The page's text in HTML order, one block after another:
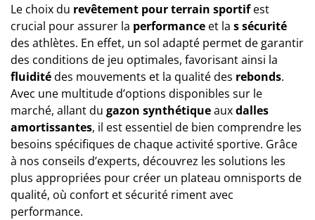
Le choix du revêtement pour terrain sportifest
crucial pour assurer la performance et la s sécurité
des athlètes. En effet, un sol adapté permet de garantir
des conditions de jeu optimales, favorisant ainsi la
fluiditédes mouvements et la qualité des rebonds.
Avec une multitude d’options disponibles sur le
marché, allant du gazon synthétiqueauxdalles
amortissantes, il est essentiel de bien comprendre les
besoins spécifiques de chaque activité sportive. Grâce
à nos conseils d’experts, découvrez les solutions les
plus appropriées pour créer un plateau omnisports de
qualité, où confort et sécurité riment avec
performance.